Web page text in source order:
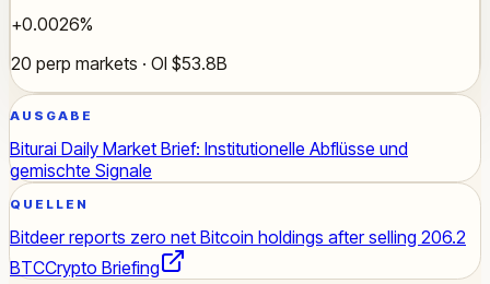
+0.0026%
20 perp markets · OI $53.8B
AUSGABE
Biturai Daily Market Brief: Institutionelle Abflüsse und
gemischte Signale
QUELLEN
Bitdeer reports zero net Bitcoin holdings after selling 206.2
BTCCrypto Briefing